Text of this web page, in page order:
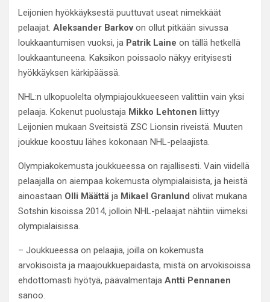
Leijonien hyökkäyksestä puuttuvat useat nimekkäät
pelaajat. Aleksander Barkovon ollut pitkään sivussa
loukkaantumisen vuoksi, ja Patrik Laine on tällä hetkellä
loukkaantuneena. Kaksikon poissaolo näkyy erityisesti
hyökkäyksen kärkipäässä.
NHL:n ulkopuolelta olympiajoukkueeseen valittiin vain yksi
pelaaja. Kokenut puolustaja Mikko Lehtonen liittyy
Leijonien mukaan Sveitsistä ZSC Lionsin riveistä. Muuten
joukkue koostuu lähes kokonaan NHL-pelaajista.
Olympiakokemusta joukkueessa on rajallisesti. Vain viidellä
pelaajalla on aiempaa kokemusta olympialaisista, ja heistä
ainoastaan Olli Määttä ja Mikael Granlund olivat mukana
Sotshin kisoissa 2014, jolloin NHL-pelaajat nähtiin viimeksi
olympialaisissa.
– Joukkueessa on pelaajia, joilla on kokemusta
arvokisoista ja maajoukkuepaidasta, mistä on arvokisoissa
ehdottomasti hyötyä, päävalmentaja Antti Pennanen
sanoo.